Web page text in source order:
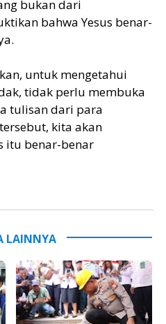
bukan dari
bahwa Yesus benar-
untuk mengetahui
tidak perlu membuka
tulisan dari para
kita akan
itu benar-benar
LAINNYA